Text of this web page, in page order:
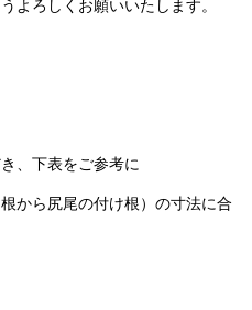
よろしくお願いいたします。
、下表をご参考に
から尻尾の付け根）の寸法に合